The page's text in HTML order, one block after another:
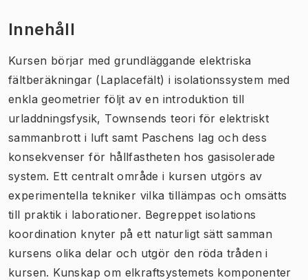
Innehåll
Kursen börjar med grundläggande elektriska
fältberäkningar (Laplacefält) i isolationssystem med
enkla geometrier följt av en introduktion till
urladdningsfysik, Townsends teori för elektriskt
sammanbrott i luft samt Paschens lag och dess
konsekvenser för hållfastheten hos gasisolerade
system. Ett centralt område i kursen utgörs av
experimentella tekniker vilka tillämpas och omsätts
till praktik i laborationer. Begreppet isolations
koordination knyter på ett naturligt sätt samman
kursens olika delar och utgör den röda tråden i
kursen. Kunskap om elkraftsystemets komponenter